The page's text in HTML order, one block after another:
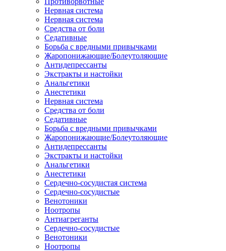
Нервная система
Нервная система
Средства от боли
Седативные
Борьба с вредными привычками
Жаропонижающие/Болеутоляющие
Антидепрессанты
Экстракты и настойки
Анальгетики
Анестетики
Нервная система
Средства от боли
Седативные
Борьба с вредными привычками
Жаропонижающие/Болеутоляющие
Антидепрессанты
Экстракты и настойки
Анальгетики
Анестетики
Сердечно-сосудистая система
Сердечно-сосудистые
Венотоники
Ноотропы
Антиагреганты
Сердечно-сосудистые
Венотоники
Ноотропы